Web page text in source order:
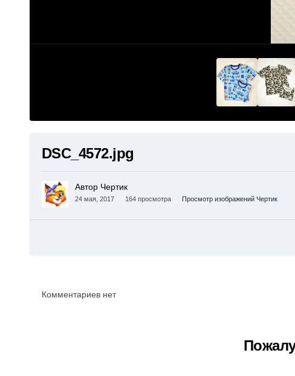
DSC_4572.jpg
Автор Чертик
24 мая, 2017 164 просмотра Просмотр изображений Чертик
Комментариев нет